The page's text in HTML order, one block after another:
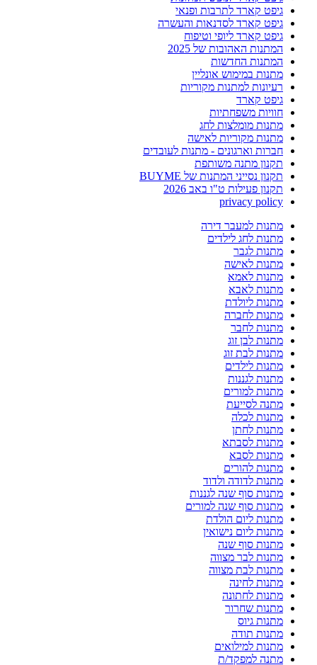
גיפט קארד לתרבות ופנאי
גיפט קארד לסדנאות והעשרה
גיפט קארד ליופי וטיפוח
המתנות האהובות של 2025
המתנות החדשות
מתנות במימוש אונליין
רעיונות למתנות מקוריות
גיפט קארד
חוויות משפחתיות
מתנות מומלצות לחג
מתנות מקוריות לאישה
חברות וארגונים - מתנות לעובדים
תקנון מתנה משותפת
תקנון נסייני המתנות של BUYME
תקנון פעילות ט"ו באב 2026
privacy policy
מתנות למעבר דירה
מתנות לחג לילדים
מתנות לגבר
מתנות לאישה
מתנות לאמא
מתנות לאבא
מתנות ליולדת
מתנות לחברה
מתנות לחבר
מתנות לבן זוג
מתנות לבת זוג
מתנות לילדים
מתנות לגננות
מתנות למורים
מתנה לסייעת
מתנות לכלה
מתנות לחתן
מתנות לסבתא
מתנות לסבא
מתנות להורים
מתנות לדודה ולדוד
מתנות סוף שנה לגננות
מתנות סוף שנה למורים
מתנות ליום הולדת
מתנות ליום נישואין
מתנות סוף שנה
מתנות לבר מצווה
מתנות לבת מצווה
מתנות לחינה
מתנות לחתונה
מתנות שחרור
מתנות גיוס
מתנות תודה
מתנות למילואים
מתנה למפקד/ת